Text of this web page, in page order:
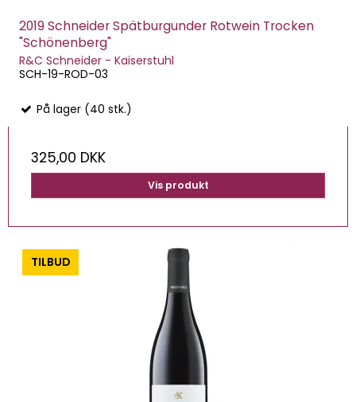
2019 Schneider Spätburgunder Rotwein Trocken
"Schönenberg"
R&C Schneider - Kaiserstuhl
SCH-19-ROD-03
På lager (40 stk.)
325,00 DKK
Vis produkt
-0%